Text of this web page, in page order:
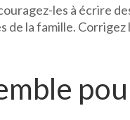
les à écrire
de la famille. Corrigez